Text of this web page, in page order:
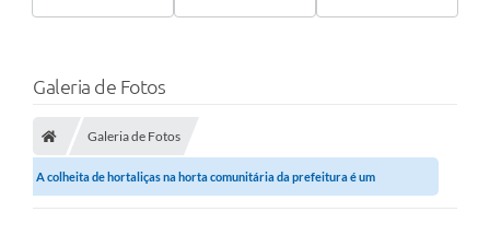
Galeria de Fotos
Galeria de Fotos
A colheita de hortaliças na horta comunitária da prefeitura é um